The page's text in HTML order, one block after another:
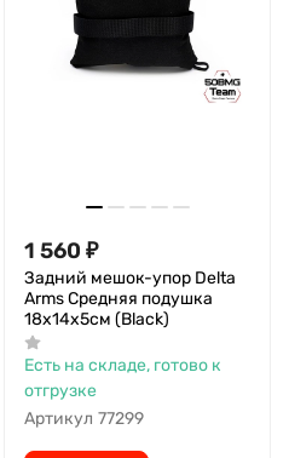
1 560 ₽
Задний мешок-упор Delta
Arms Средняя подушка
18х14х5см (Black)
Есть на складе, готово к
отгрузке
Артикул 77299